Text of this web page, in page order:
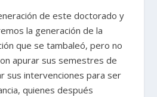
de este doctorado y
la generación de la
que se tambaleó, pero no
apurar sus semestres de
sus intervenciones para ser
quienes después